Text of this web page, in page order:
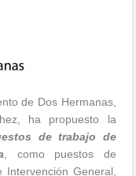
de Dos Hermanas,
ha propuesto la
de trabajo de
, como puestos de
General,